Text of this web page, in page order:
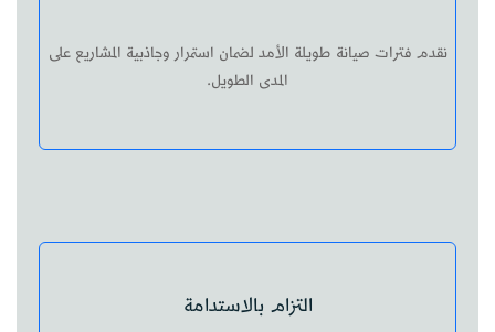
نقدم فترات صيانة طويلة الأمد لضمان استمرار وجاذبية المشاريع على
المدى الطويل.
التزام بالاستدامة